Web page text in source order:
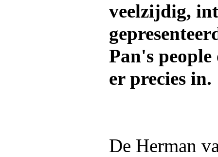
veelzijdig,
Pan's people
er precies in.
De Herman